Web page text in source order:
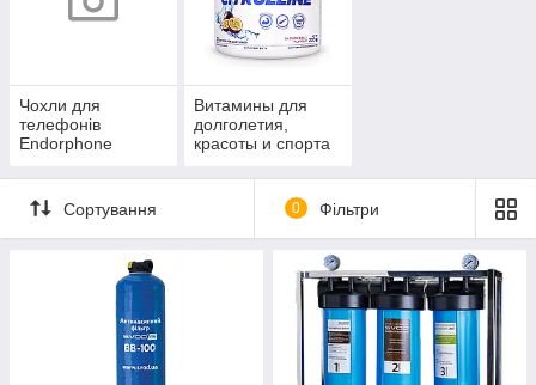
Чохли для
телефонів
Endorphone
Витамины для
долголетия,
красоты и спорта
Сортування 0 Фільтри